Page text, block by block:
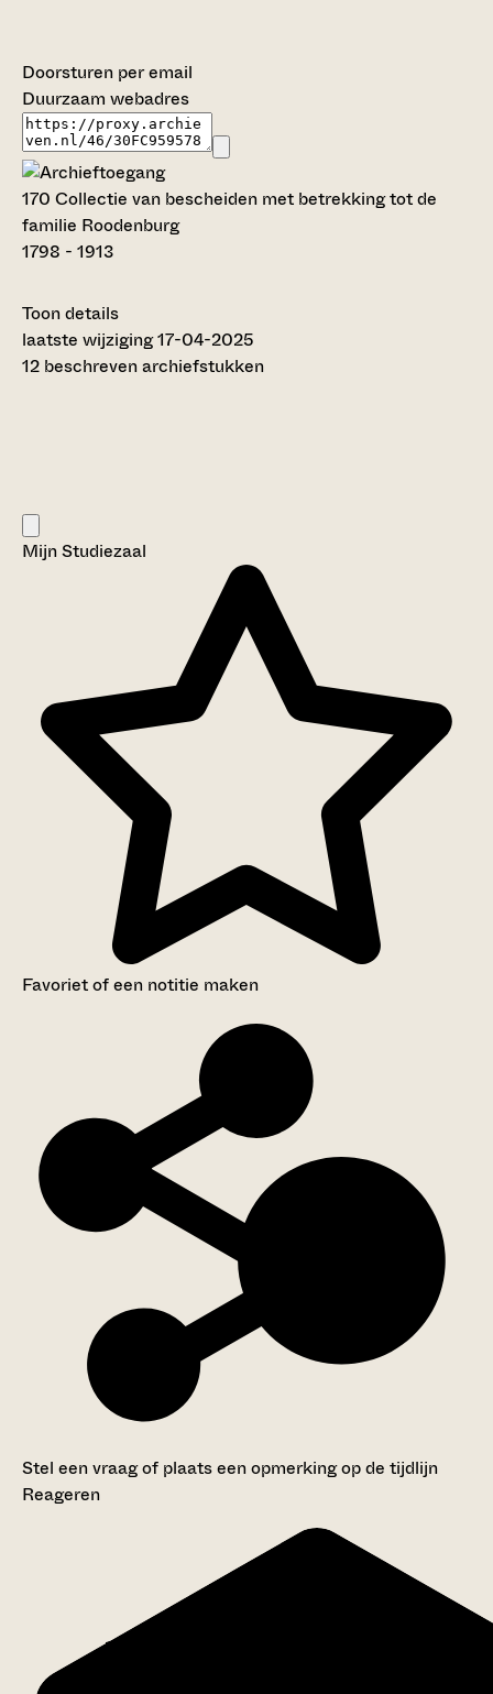
Doorsturen per email
Duurzaam webadres
170 Collectie van bescheiden met betrekking tot de
familie Roodenburg
1798 - 1913
Toon details
Datering:
1798 - 1913
Titel inventaris:
Collectie van bescheiden met betrekking tot de familie
Families en Personen
laatste wijziging 17-04-2025
12 beschreven archiefstukken
Mijn Studiezaal
Favoriet of een notitie maken
Stel een vraag of plaats een opmerking op de tijdlijn
Reageren